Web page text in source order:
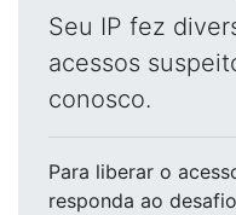
Seu IP fez
acessos
conosco.
Para liberar o
responda ao